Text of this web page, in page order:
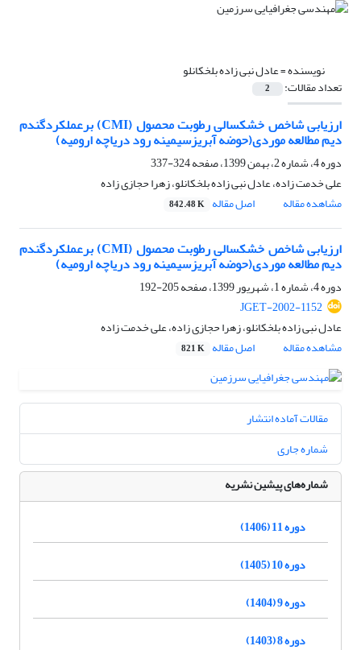
نویسنده =عادل نبی زاده بلخکانلو
تعداد مقالات: 2
ارزیابی شاخص خشکسالی رطوبت محصول (CMI) برعملکردگندم
دیم مطالعه موردی(حوضه آبریزسیمینه رود دریاچه ارومیه)
دوره 4، شماره 2، بهمن 1399، صفحه
324-337
علی خدمت زاده، عادل نبی زاده بلخکانلو، زهرا حجازی زاده
مشاهده مقاله
اصل مقاله 842.48 K
ارزیابی شاخص خشکسالی رطوبت محصول (CMI) برعملکردگندم
دیم مطالعه موردی(حوضه آبریزسیمینه رود دریاچه ارومیه)
دوره 4، شماره 1، شهریور 1399، صفحه
205-192
JGET-2002-1152
عادل نبی زاده بلخکانلو، زهرا حجازی زاده، علی خدمت زاده
مشاهده مقاله
اصل مقاله 821 K
مقالات آماده انتشار
شماره جاری
شماره‌های پیشین نشریه
دوره 11 (1406)
دوره 10 (1405)
دوره 9 (1404)
دوره 8 (1403)